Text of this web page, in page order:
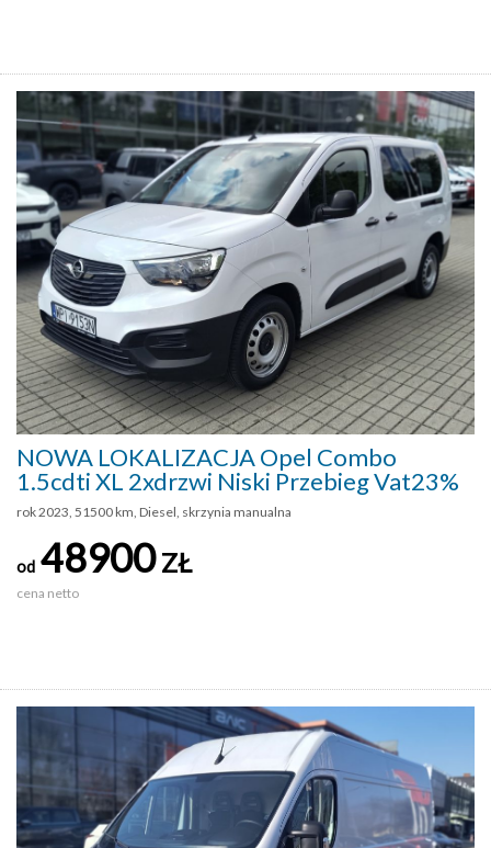
NOWA LOKALIZACJA Opel Combo
1.5cdti XL 2xdrzwi Niski Przebieg Vat23%
rok 2023, 51500 km, Diesel, skrzynia manualna
od 48900ZŁ
cena netto